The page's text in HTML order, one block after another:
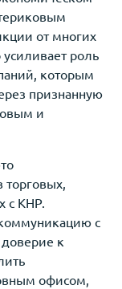
от многих
роль
которым
признанную
и
с КНР.
коммуникацию с
к
офисом,